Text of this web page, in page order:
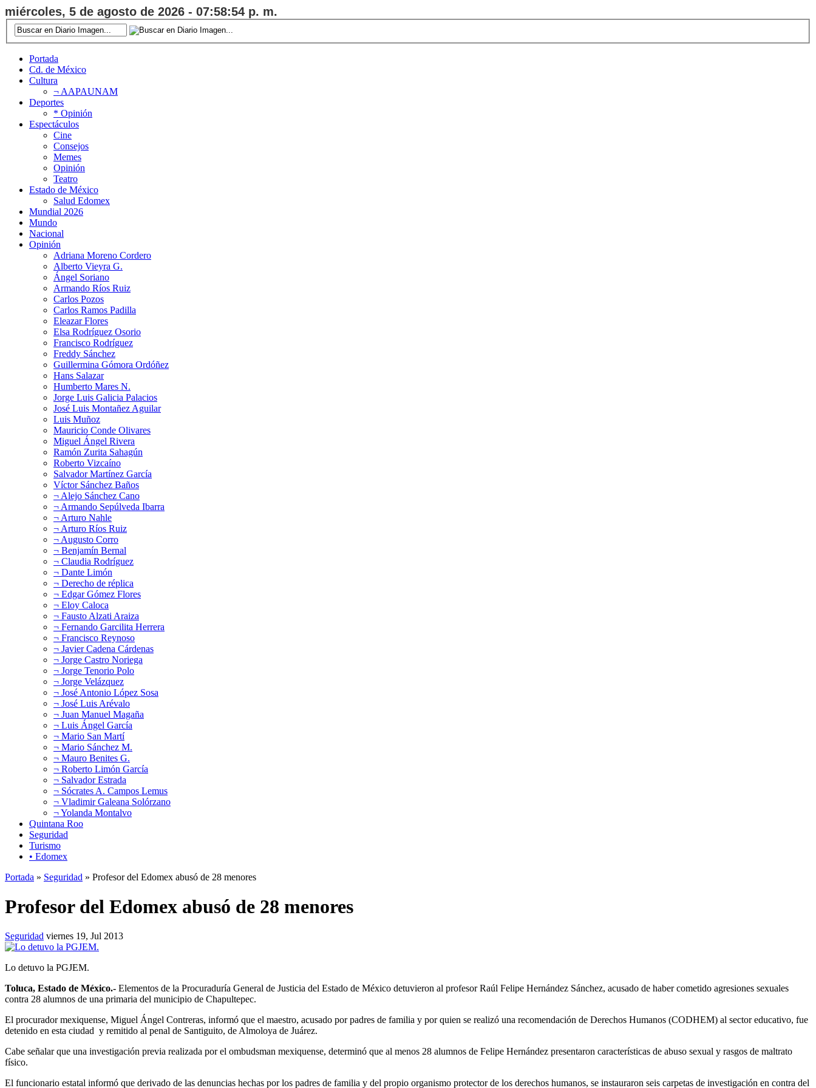
miércoles, 5 de agosto de 2026 - 07:58:55 p. m.
Portada
Cd. de México
Cultura
¬ AAPAUNAM
Deportes
* Opinión
Espectáculos
Cine
Consejos
Memes
Opinión
Teatro
Estado de México
Salud Edomex
Mundial 2026
Mundo
Nacional
Opinión
Adriana Moreno Cordero
Alberto Vieyra G.
Ángel Soriano
Armando Ríos Ruiz
Carlos Pozos
Carlos Ramos Padilla
Eleazar Flores
Elsa Rodríguez Osorio
Francisco Rodríguez
Freddy Sánchez
Guillermina Gómora Ordóñez
Hans Salazar
Humberto Mares N.
Jorge Luis Galicia Palacios
José Luis Montañez Aguilar
Luis Muñoz
Mauricio Conde Olivares
Miguel Ángel Rivera
Ramón Zurita Sahagún
Roberto Vizcaíno
Salvador Martínez García
Víctor Sánchez Baños
¬ Alejo Sánchez Cano
¬ Armando Sepúlveda Ibarra
¬ Arturo Nahle
¬ Arturo Ríos Ruiz
¬ Augusto Corro
¬ Benjamín Bernal
¬ Claudia Rodríguez
¬ Dante Limón
¬ Derecho de réplica
¬ Edgar Gómez Flores
¬ Eloy Caloca
¬ Fausto Alzati Araiza
¬ Fernando Garcilita Herrera
¬ Francisco Reynoso
¬ Javier Cadena Cárdenas
¬ Jorge Castro Noriega
¬ Jorge Tenorio Polo
¬ Jorge Velázquez
¬ José Antonio López Sosa
¬ José Luis Arévalo
¬ Juan Manuel Magaña
¬ Luis Ángel García
¬ Mario San Martí
¬ Mario Sánchez M.
¬ Mauro Benites G.
¬ Roberto Limón García
¬ Salvador Estrada
¬ Sócrates A. Campos Lemus
¬ Vladimir Galeana Solórzano
¬ Yolanda Montalvo
Quintana Roo
Seguridad
Turismo
• Edomex
Portada » Seguridad » Profesor del Edomex abusó de 28 menores
Profesor del Edomex abusó de 28 menores
Seguridad viernes 19, Jul 2013
Lo detuvo la PGJEM.
Toluca, Estado de México.- Elementos de la Procuraduría General de Justicia del Estado de México detuvieron al profesor Raúl Felipe Hernández Sánchez, acusado de haber cometido agresiones sexuales
contra 28 alumnos de una primaria del municipio de Chapultepec.
El procurador mexiquense, Miguel Ángel Contreras, informó que el maestro, acusado por padres de familia y por quien se realizó una recomendación de Derechos Humanos (CODHEM) al sector educativo, fue
detenido en esta ciudad y remitido al penal de Santiguito, de Almoloya de Juárez.
Cabe señalar que una investigación previa realizada por el ombudsman mexiquense, determinó que al menos 28 alumnos de Felipe Hernández presentaron características de abuso sexual y rasgos de maltrato
físico.
El funcionario estatal informó que derivado de las denuncias hechas por los padres de familia y del propio organismo protector de los derechos humanos, se instauraron seis carpetas de investigación en contra del